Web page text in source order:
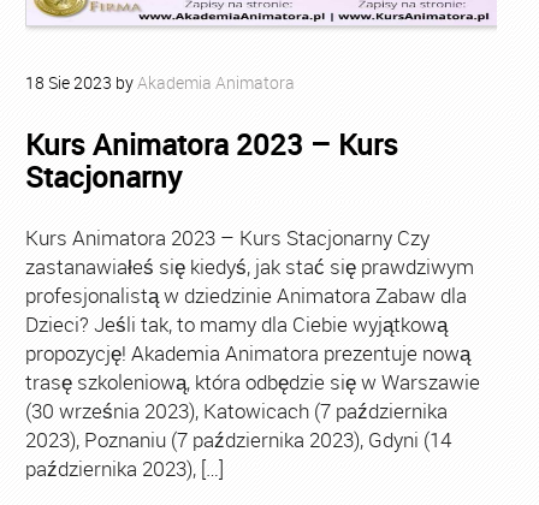
18 Sie2023 byAkademia Animatora
Kurs Animatora 2023 – Kurs
Stacjonarny
Kurs Animatora 2023 – Kurs Stacjonarny Czy
zastanawiałeś się kiedyś, jak stać się prawdziwym
profesjonalistą w dziedzinie Animatora Zabaw dla
Dzieci? Jeśli tak, to mamy dla Ciebie wyjątkową
propozycję! Akademia Animatora prezentuje nową
trasę szkoleniową, która odbędzie się w Warszawie
(30 września 2023), Katowicach (7 października
2023), Poznaniu (7 października 2023), Gdyni (14
października 2023), […]